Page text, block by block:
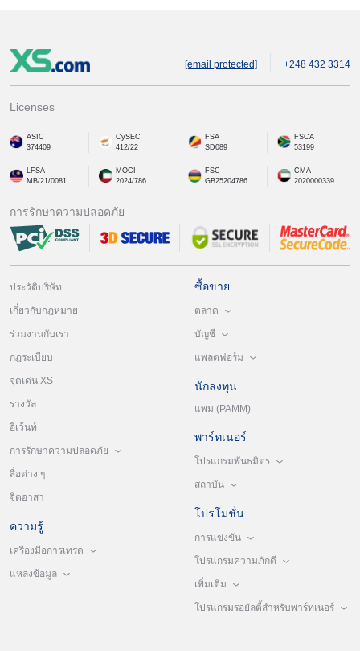
[email protected] +248 432 3314
Licenses
ASIC
374409
CySEC
412/22
FSA
SD089
FSCA
53199
LFSA
MB/21/0081
MOCI
2024/786
FSC
GB25204786
CMA
2020000339
การรักษาความปลอดภัย
ประวัติบริษัท
เกี่ยวกับกฎหมาย
ร่วมงานกับเรา
กฎระเบียบ
จุดเด่น XS
รางวัล
อีเว้นท์
การรักษาความปลอดภัย
สื่อต่าง ๆ
จิตอาสา
ความรู้
เครื่องมือการเทรด
แหล่งข้อมูล
ซื้อขาย
ตลาด
บัญชี
แพลตฟอร์ม
นักลงทุน
แพม (PAMM)
พาร์ทเนอร์
โปรแกรมพันธมิตร
สถาบัน
โปรโมชั่น
การแข่งขัน
โปรแกรมความภักดี
เพิ่มเติม
โปรแกรมรอยัลตี้สำหรับพาร์ทเนอร์